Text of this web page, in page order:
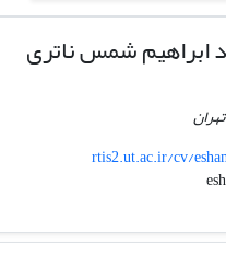
ابراهیم شمس ناتری
rtis2.ut.ac.ir/cv/